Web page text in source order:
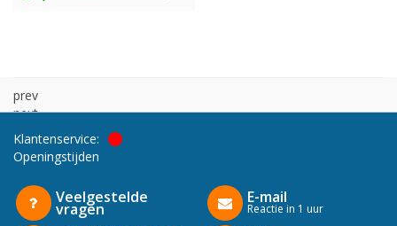
prev
next
Klantenservice:
Openingstijden
Veelgestelde
vragen
E-mail
Reactie in 1 uur